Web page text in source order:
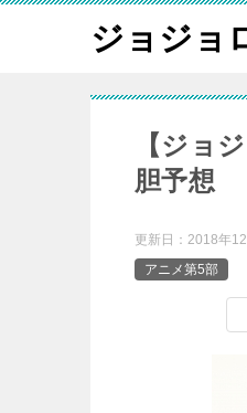
ジョジョ
【ジョ
胆予想
更新日： 2018年
アニメ第5部